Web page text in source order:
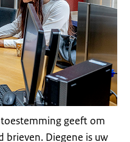
geeft om
brieven. Diegene is uw